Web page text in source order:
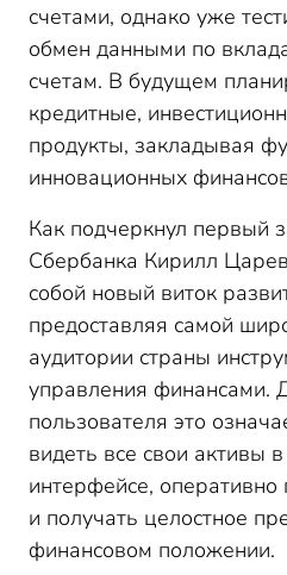
счетами, однако уже
обмен данными по
счетам. В будущем
кредитные,
продукты, закладывая
инновационных
Как подчеркнул первый
Сбербанка Кирилл
собой новый виток
предоставляя самой
аудитории страны
управления финансами.
пользователя это
видеть все свои активы
интерфейсе,
и получать целостное
финансовом положении.